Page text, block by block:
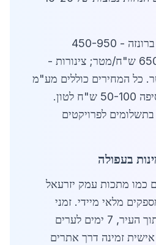
טבלה לדוגמה: לוחות ברונזה - 450-950
ש"ח/מ"ר; מוטות - 650 ש"ח/מטר; צינורות -
מטר. כל המחירים כוללים מע"מ
אך ללא הובלה, שמוסיפה 50-100 ש"ח לטון.
לפרויקטים
בעפולה
כמו מתכות עמק יזרעאל
מלאי מיידי. זמני
אספקה: 2-5 ימים בתוך העיר, 7 ימים לערים
אישית זמינה דרך אתרים